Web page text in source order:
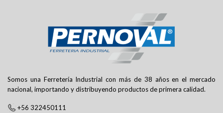
Somos una Ferretería Industrial con más de 38 años en el mercado
nacional, importando y distribuyendo productos de primera calidad.
+56 322450111